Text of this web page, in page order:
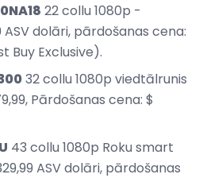
22 collu 1080p -
ASV dolāri, pārdošanas cena:
Buy Exclusive).
32 collu 1080p viedtālrunis
Pārdošanas cena: $
43 collu 1080p Roku smart
ASV dolāri, pārdošanas